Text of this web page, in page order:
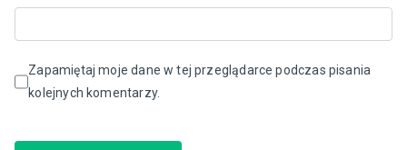
Zapamiętaj moje dane w tej przeglądarce podczas pisania
kolejnych komentarzy.